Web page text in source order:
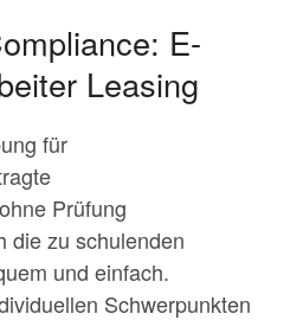
E-
Leasing
für
Prüfung
die zu schulenden
und einfach.
Schwerpunkten